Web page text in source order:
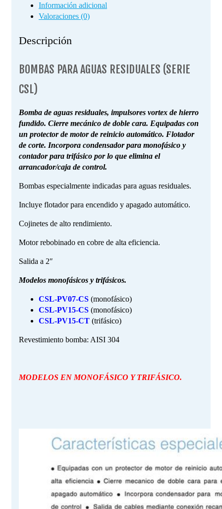
Información adicional
Valoraciones (0)
Descripción
BOMBAS PARA AGUAS RESIDUALES (SERIE
CSL)
Bomba de aguas residuales, impulsores vortex de hierro
fundido. Cierre mecánico de doble cara. Equipadas con
un protector de motor de reinicio automático. Flotador
de corte. Incorpora condensador para monofásico y
contador para trifásico por lo que elimina el
arrancador/caja de control.
Bombas especialmente indicadas para aguas residuales.
Incluye flotador para encendido y apagado automático.
Cojinetes de alto rendimiento.
Motor rebobinado en cobre de alta eficiencia.
Salida a 2″
Modelos monofásicos y trifásicos.
CSL-PV07-CS (monofásico)
CSL-PV15-CS (monofásico)
CSL-PV15-CT (trifásico)
Revestimiento bomba: AISI 304
MODELOS EN MONOFÁSICO Y TRIFÁSICO.